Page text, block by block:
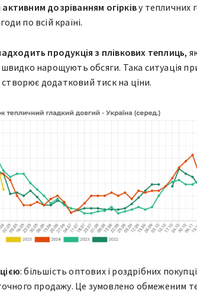
активним дозріванням огірківу тепличних
по всій країні.
продукція з плівкових теплиць,
нарощують обсяги. Така ситуація
додатковий тиск на ціни.
: більшість оптових і роздрібних
продажу. Це зумовлено обмеженим